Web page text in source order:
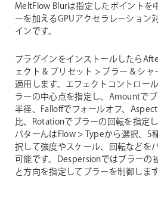
MeltFlow Blurは指定したポイントを
ーを加えるGPUアクセラレーション
インです。
プラグインをインストールしたら
ェクト & プリセット > ブラー & シ
適用します。エフェクトコントロー
ラーの中心点を指定し、Amountで
半径、Falloffでフォールオフ、
比、Rotationでブラーの回転を指定
パターんはFlow > Typeから選択、5
択して強度やスケール、回転などを
可能です。Despersionではブラーの
と方向を指定してブラーを制御します